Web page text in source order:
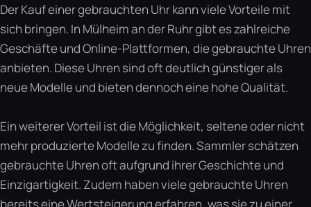
Der Kauf einer gebrauchten Uhr kann viele Vorteile mit
sich bringen. In Mülheim an der Ruhr gibt es zahlreiche
Geschäfte und Online-Plattformen, die gebrauchte Uhren
anbieten. Diese Uhren sind oft deutlich günstiger als
neue Modelle und bieten dennoch eine hohe Qualität.
Ein weiterer Vorteil ist die Möglichkeit, seltene oder nicht
mehr produzierte Modelle zu finden. Sammler schätzen
gebrauchte Uhren oft aufgrund ihrer Geschichte und
Einzigartigkeit. Zudem haben viele gebrauchte Uhren
bereits eine Wertsteigerung erfahren, was sie zu einer